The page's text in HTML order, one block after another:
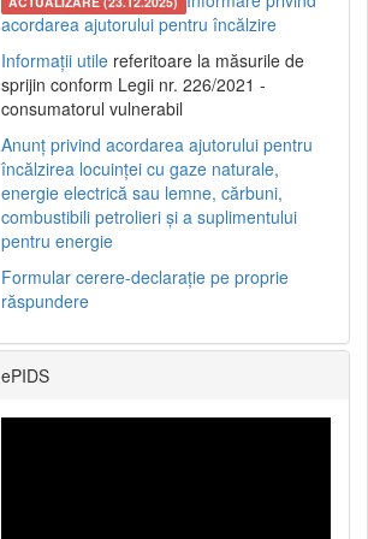
acordarea ajutorului pentru încălzire
Informații utile referitoare la măsurile de
sprijin conform Legii nr. 226/2021 -
consumatorul vulnerabil
Anunț privind acordarea ajutorului pentru
încălzirea locuinței cu gaze naturale,
energie electrică sau lemne, cărbuni,
combustibili petrolieri și a suplimentului
pentru energie
Formular cerere-declarație pe proprie
răspundere
ePIDS